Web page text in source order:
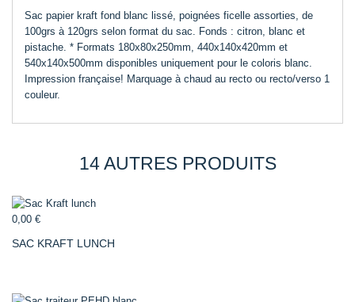
Sac papier kraft fond blanc lissé, poignées ficelle assorties, de
100grs à 120grs selon format du sac. Fonds : citron, blanc et
pistache. * Formats 180x80x250mm, 440x140x420mm et
540x140x500mm disponibles uniquement pour le coloris blanc.
Impression française! Marquage à chaud au recto ou recto/verso 1
couleur.
14 AUTRES PRODUITS
0,00 €
SAC KRAFT LUNCH